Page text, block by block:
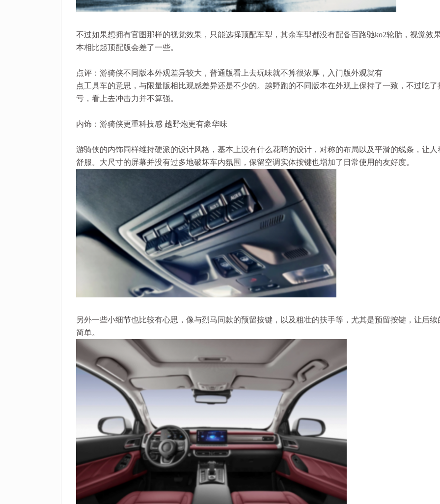
不过如果想拥有官图那样的视觉效果，只能选择顶配车型，其余车型都没有配备百路驰ko2轮胎，视觉效
本相比起顶配版会差了一些。
点评：游骑侠不同版本外观差异较大，普通版看上去玩味就不算很浓厚，入门版外观就有
点工具车的意思，与限量版相比观感差异还是不少的。越野跑的不同版本在外观上保持了一致，不过吃了
亏，看上去冲击力并不算强。
内饰：游骑侠更重科技感 越野炮更有豪华味
游骑侠的内饰同样维持硬派的设计风格，基本上没有什么花哨的设计，对称的布局以及平滑的线条，让人
舒服。大尺寸的屏幕并没有过多地破坏车内氛围，保留空调实体按键也增加了日常使用的友好度。
另外一些小细节也比较有心思，像与烈马同款的预留按键，以及粗壮的扶手等，尤其是预留按键，让后续
简单。